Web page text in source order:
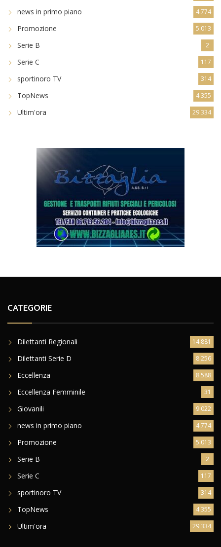
news in primo piano 4.774
Promozione 5.013
Serie B 2
Serie C 117
sportinoro TV 314
TopNews 4.355
Ultim'ora 29.334
CATEGORIE
Dilettanti Regionali 14.881
Dilettanti Serie D 8.256
Eccellenza 8.588
Eccellenza Femminile 31
Giovanili 9.022
news in primo piano 4.774
Promozione 5.013
Serie B 2
Serie C 117
sportinoro TV 314
TopNews 4.355
Ultim'ora 29.334